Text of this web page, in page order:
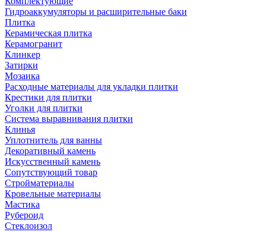
Гидроаккумуляторы и расширительные баки
Плитка
Керамическая плитка
Керамогранит
Клинкер
Затирки
Мозаика
Расходные материалы для укладки плитки
Крестики для плитки
Уголки для плитки
Система выравнивания плитки
Клинья
Уплотнитель для ванны
Декоративный камень
Искусственный камень
Сопутствующий товар
Стройматериалы
Кровельные материалы
Мастика
Рубероид
Стеклоизол